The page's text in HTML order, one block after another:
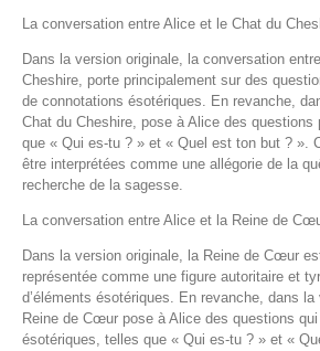
La conversation entre Alice et le Chat du
Dans la version originale, la conversation
Cheshire, porte principalement sur des
de connotations ésotériques. En revanche,
Chat du Cheshire, pose à Alice des questions
que « Qui es-tu ? » et « Quel est ton but ? ».
être interprétées comme une allégorie de la
recherche de la sagesse.
La conversation entre Alice et la Reine de
Dans la version originale, la Reine de Cœur
représentée comme une figure autoritaire et
d’éléments ésotériques. En revanche, dans
Reine de Cœur pose à Alice des questions
ésotériques, telles que « Qui es-tu ? » et «